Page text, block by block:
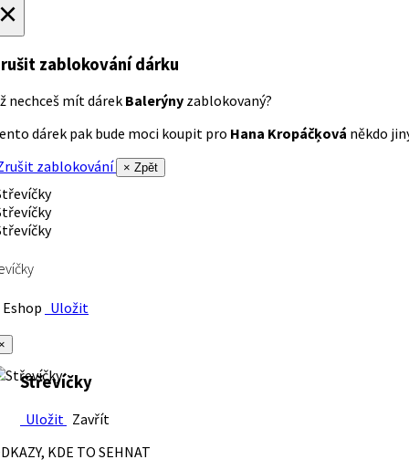
zablokování dárku
nechceš mít dárek Balerýny zablokovaný?
dárek pak bude moci koupit pro Hana Kropáčķová někdo
zablokování
× Zpět
Uložit
Střevíčky
Uložit Zavřít
KDE TO SEHNAT